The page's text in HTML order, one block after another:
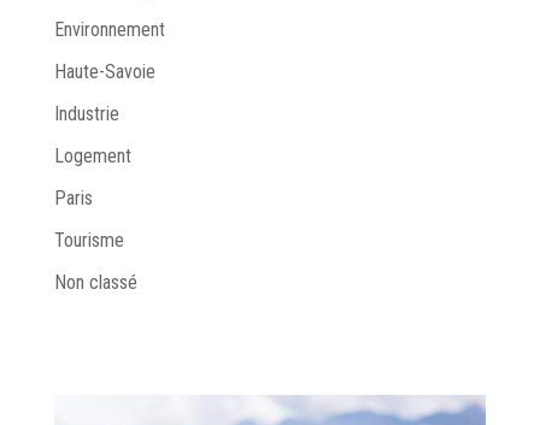
Environnement
Haute-Savoie
Industrie
Logement
Paris
Tourisme
Non classé